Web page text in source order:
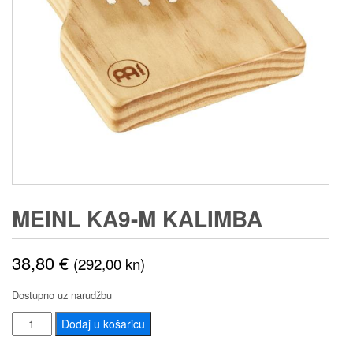
MEINL KA9-M KALIMBA
38,80€ (292,00 kn)
Dostupno uz narudžbu
MEINL
Dodaj u košaricu